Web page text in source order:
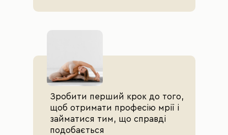
Зробити перший крок до того,
щоб отримати професію мрії і
займатися тим, що справді
подобається